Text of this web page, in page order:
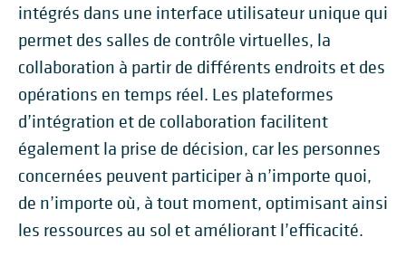
intégrés dans une interface utilisateur unique qui
permet des salles de contrôle virtuelles, la
collaboration à partir de différents endroits et des
opérations en temps réel. Les plateformes
d’intégration et de collaboration facilitent
également la prise de décision, car les personnes
concernées peuvent participer à n’importe quoi,
de n’importe où, à tout moment, optimisant ainsi
les ressources au sol et améliorant l’efficacité.